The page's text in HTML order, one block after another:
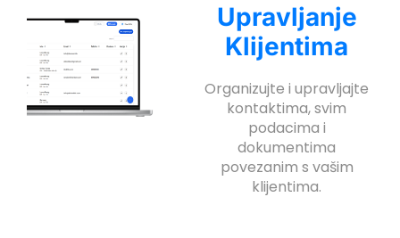
Upravljanje
Klijentima
Organizujte i upravljajte
kontaktima, svim
podacima i
dokumentima
povezanim s vašim
klijentima.